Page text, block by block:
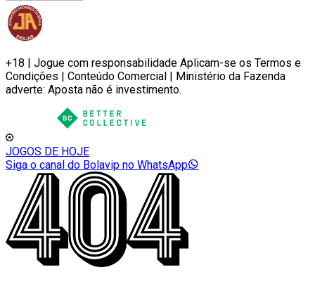
+18 | Jogue com responsabilidade Aplicam-se os Termos e
Condições | Conteúdo Comercial | Ministério da Fazenda
adverte: Aposta não é investimento.
JOGOS DE HOJE
Siga o canal do Bolavip no WhatsApp